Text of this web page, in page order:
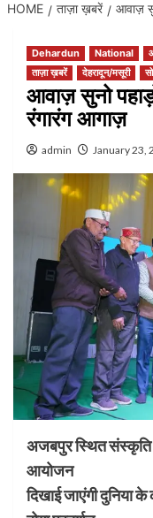
HOME ताज़ा ख़बरें आवाज़
Dehardun National
ताज़ा ख़बरें
देहरादून/मसूरी
आवाज़ सुनो
रंगारंग आगाज़
admin January 23,
अजबपुर स्थित संस्कृति
आयोजन
दिखाई जाएंगी दुनिया